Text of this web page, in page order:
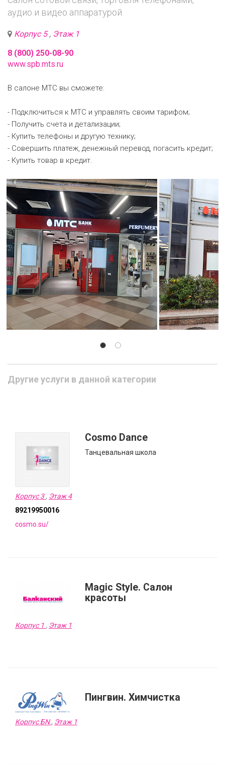
аудио и видео аппаратурой.
Корпус 5, Этаж 1
8 (800) 250-08-90
www.spb.mts.ru
В салоне МТС вы сможете:
- Подключиться к МТС и управлять своим тарифом;
- Получить счета и детализации;
- Купить телефоны и другую технику;
- Совершить платеж, денежный перевод, погасить кредит;
- Купить товар в кредит.
Другие услуги в данной категории
Cosmo Dance
Танцевальная школа
Корпус 3, Этаж 4
89219950016
cosmo.su/
Magic Style. Салон
красоты
Корпус 1 , Этаж 1
Пингвин. Химчистка
Корпус БN, Этаж 1